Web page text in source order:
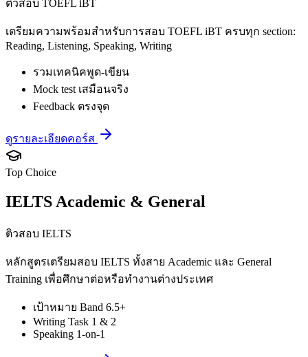
ติวสอบ TOEFL iBT
เตรียมความพร้อมสำหรับการสอบ TOEFL iBT ครบทุก section:
Reading, Listening, Speaking, Writing
รวมเทคนิคพูด-เขียน
Mock test เสมือนจริง
Feedback ตรงจุด
ดูรายละเอียดคอร์ส
Top Choice
IELTS Academic & General
ติวสอบ IELTS
หลักสูตรเตรียมสอบ IELTS ทั้งสาย Academic และ General
Training เพื่อศึกษาต่อหรือทำงานต่างประเทศ
เป้าหมาย Band 6.5+
Writing Task 1 & 2
Speaking 1-on-1